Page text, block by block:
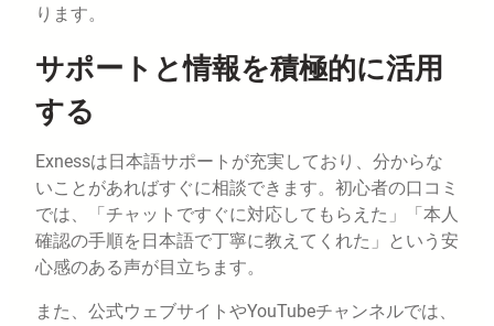
ります。
サポートと情報を積極的に活用
する
Exnessは日本語サポートが充実しており、分からな
いことがあればすぐに相談できます。初心者の口コミ
では、「チャットですぐに対応してもらえた」「本人
確認の手順を日本語で丁寧に教えてくれた」という安
心感のある声が目立ちます。
また、公式ウェブサイトやYouTubeチャンネルでは、